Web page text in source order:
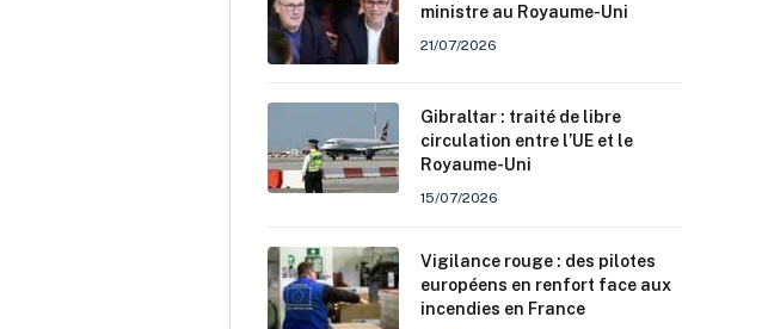
ministre au Royaume-Uni
21/07/2026
Gibraltar : traité de libre
circulation entre l’UE et le
Royaume-Uni
15/07/2026
Vigilance rouge : des pilotes
européens en renfort face aux
incendies en France